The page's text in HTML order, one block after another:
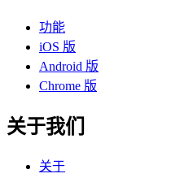
功能
iOS 版
Android 版
Chrome 版
关于我们
关于